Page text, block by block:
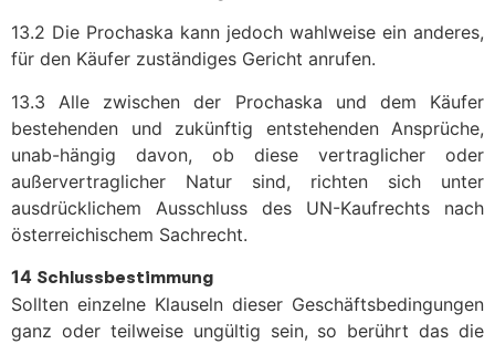
13.2 Die Prochaska kann jedoch wahlweise ein anderes,
für den Käufer zuständiges Gericht anrufen.
13.3 Alle zwischen der Prochaska und dem Käufer
bestehenden und zukünftig entstehenden Ansprüche,
unab-hängig davon, ob diese vertraglicher oder
außervertraglicher Natur sind, richten sich unter
ausdrücklichem Ausschluss des UN-Kaufrechts nach
österreichischem Sachrecht.
14 Schlussbestimmung
Sollten einzelne Klauseln dieser Geschäftsbedingungen
ganz oder teilweise ungültig sein, so berührt das die